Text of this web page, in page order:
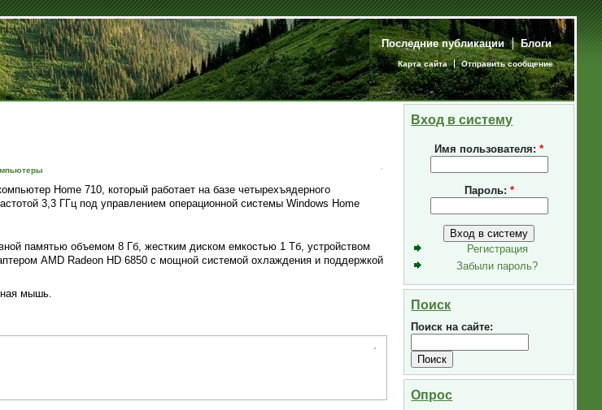
Последние публикации Блоги
Карта сайта Отправить сообщение
Home 710, который работает на базе четырехъядерного
3,3 ГГц под управлением операционной системы Windows Home
памятью объемом 8 Гб, жестким диском емкостью 1 Тб, устройством
AMD Radeon HD 6850 с мощной системой охлаждения и поддержкой
мышь.
Вход в систему
Имя пользователя:*
Пароль: *
Регистрация
Забыли пароль?
Поиск
Поиск на сайте:
Опрос